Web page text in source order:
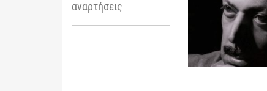
αναρτήσεις